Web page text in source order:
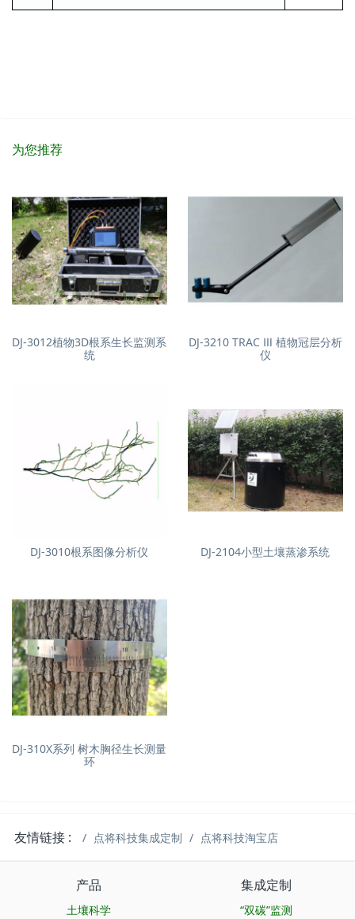
为您推荐
DJ-3012植物3D根系生长监测系
统
DJ-3210 TRAC Ⅲ 植物冠层分析
仪
DJ-2104小型土壤蒸渗系统
DJ-3010根系图像分析仪
DJ-310X系列 树木胸径生长测量
环
友情链接 : 点将科技集成定制 点将科技淘宝店
产品
土壤科学
集成定制
“双碳”监测